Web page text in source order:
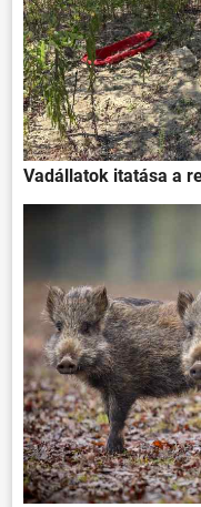
Vadállatok itatása a